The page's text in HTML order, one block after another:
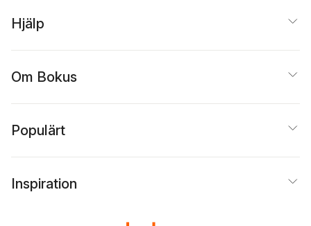
Hjälp
Om Bokus
Populärt
Inspiration